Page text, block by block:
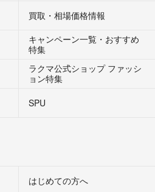
買取・相場価格情報
キャンペーン一覧・おすすめ
特集
ラクマ公式ショップ ファッシ
ョン特集
SPU
はじめての方へ